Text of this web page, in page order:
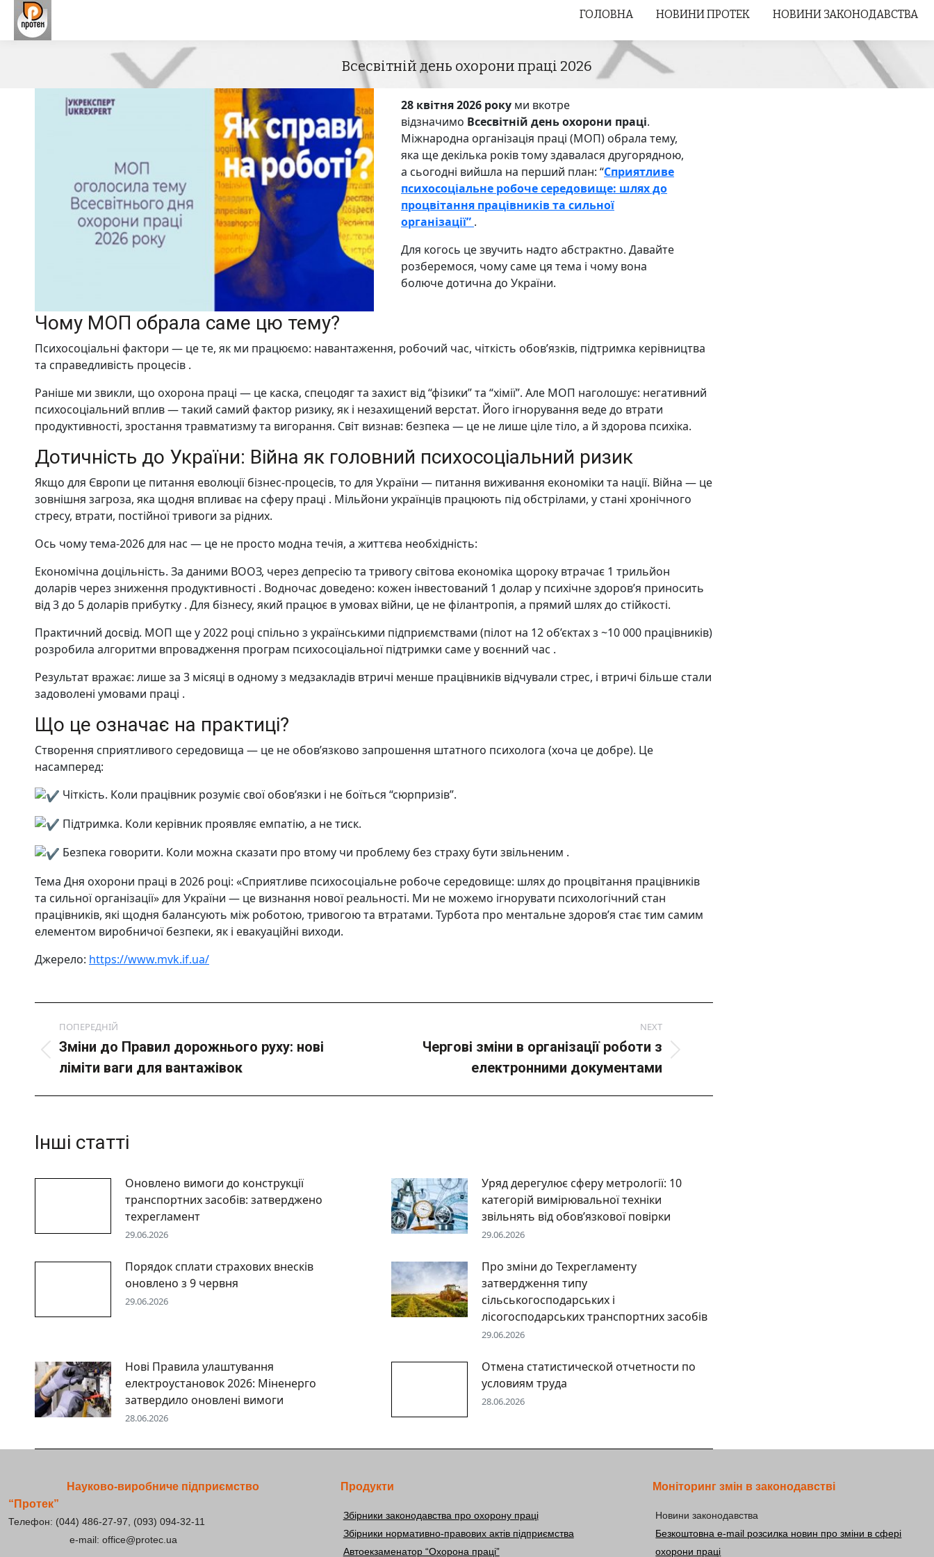
ГОЛОВНА НОВИНИ ПРОТЕК НОВИНИ ЗАКОНОДАВСТВА
Всесвітній день охорони праці 2026
28 квітня 2026 року ми вкотре
відзначимо Всесвітній день охорони праці.
Міжнародна організація праці (МОП) обрала тему,
яка ще декілька років тому здавалася другорядною,
а сьогодні вийшла на перший план: “Сприятливе
психосоціальне робоче середовище: шлях до
процвітання працівників та сильної
організації” .
Для когось це звучить надто абстрактно. Давайте
розберемося, чому саме ця тема і чому вона
болюче дотична до України.
Чому МОП обрала саме цю тему?
Психосоціальні фактори — це те, як ми працюємо: навантаження, робочий час, чіткість обов’язків, підтримка керівництва
та справедливість процесів .
Раніше ми звикли, що охорона праці — це каска, спецодяг та захист від “фізики” та “хімії”. Але МОП наголошує: негативний
психосоціальний вплив — такий самий фактор ризику, як і незахищений верстат. Його ігнорування веде до втрати
продуктивності, зростання травматизму та вигорання. Світ визнав: безпека — це не лише ціле тіло, а й здорова психіка.
Дотичність до України: Війна як головний психосоціальний ризик
Якщо для Європи це питання еволюції бізнес-процесів, то для України — питання виживання економіки та нації. Війна — це
зовнішня загроза, яка щодня впливає на сферу праці . Мільйони українців працюють під обстрілами, у стані хронічного
стресу, втрати, постійної тривоги за рідних.
Ось чому тема-2026 для нас — це не просто модна течія, а життєва необхідність:
Економічна доцільність. За даними ВООЗ, через депресію та тривогу світова економіка щороку втрачає 1 трильйон
доларів через зниження продуктивності . Водночас доведено: кожен інвестований 1 долар у психічне здоров’я приносить
від 3 до 5 доларів прибутку . Для бізнесу, який працює в умовах війни, це не філантропія, а прямий шлях до стійкості.
Практичний досвід. МОП ще у 2022 році спільно з українськими підприємствами (пілот на 12 об’єктах з ~10 000 працівників)
розробила алгоритми впровадження програм психосоціальної підтримки саме у воєнний час .
Результат вражає: лише за 3 місяці в одному з медзакладів втричі менше працівників відчували стрес, і втричі більше стали
задоволені умовами праці .
Що це означає на практиці?
Створення сприятливого середовища — це не обов’язково запрошення штатного психолога (хоча це добре). Це
насамперед:
Чіткість. Коли працівник розуміє свої обов’язки і не боїться “сюрпризів”.
Підтримка. Коли керівник проявляє емпатію, а не тиск.
Безпека говорити. Коли можна сказати про втому чи проблему без страху бути звільненим .
Тема Дня охорони праці в 2026 році: «Сприятливе психосоціальне робоче середовище: шлях до процвітання працівників
та сильної організації» для України — це визнання нової реальності. Ми не можемо ігнорувати психологічний стан
працівників, які щодня балансують між роботою, тривогою та втратами. Турбота про ментальне здоров’я стає тим самим
елементом виробничої безпеки, як і евакуаційні виходи.
Джерело: https://www.mvk.if.ua/
navigation
ПОПЕРЕДНІЙ
Попередній
пост:
Зміни до Правил дорожнього руху: нові
ліміти ваги для вантажівок
NEXT
Чергові зміни в організації роботи з
електронними документами
Інші статті
Оновлено вимоги до конструкції
транспортних засобів: затверджено
техрегламент
29.06.2026
Уряд дерегулює сферу метрології: 10
категорій вимірювальної техніки
звільнять від обов’язкової повірки
29.06.2026
Порядок сплати страхових внесків
оновлено з 9 червня
29.06.2026
Про зміни до Техрегламенту
затвердження типу
сільськогосподарських і
лісогосподарських транспортних засобів
29.06.2026
Нові Правила улаштування
електроустановок 2026: Міненерго
затвердило оновлені вимоги
28.06.2026
Отмена статистической отчетности по
условиям труда
28.06.2026
Науково-виробниче підприємство
“Протек”
Телефон: (044) 486-27-97, (093) 094-32-11
e-mail: office@protec.ua
Продукти
Збірники законодавства про охорону праці
Збірники нормативно-правових актів підприємства
Автоекзаменатор “Охорона праці”
Моніторинг змін в законодавстві
Новини законодавства
Безкоштовна e-mail розсилка новин про зміни в сфері
охорони праці
ГОЛОВНА НОВИНИ ПРОТЕК НОВИНИ ЗАКОНОДАВСТВА